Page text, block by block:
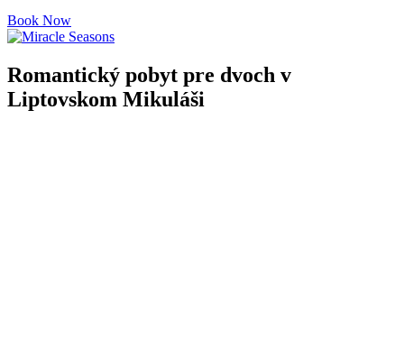
Book Now
Romantický pobyt pre dvoch v
Liptovskom Mikuláši